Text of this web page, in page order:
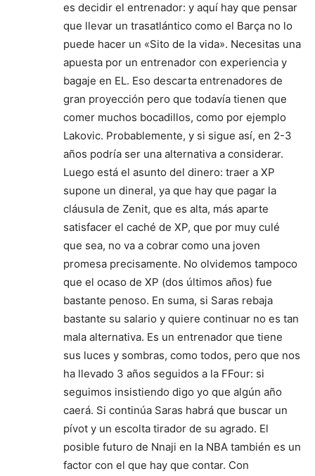
es decidir el entrenador: y aquí hay que pensar
que llevar un trasatlántico como el Barça no lo
puede hacer un «Sito de la vida». Necesitas una
apuesta por un entrenador con experiencia y
bagaje en EL. Eso descarta entrenadores de
gran proyección pero que todavía tienen que
comer muchos bocadillos, como por ejemplo
Lakovic. Probablemente, y si sigue así, en 2-3
años podría ser una alternativa a considerar.
Luego está el asunto del dinero: traer a XP
supone un dineral, ya que hay que pagar la
cláusula de Zenit, que es alta, más aparte
satisfacer el caché de XP, que por muy culé
que sea, no va a cobrar como una joven
promesa precisamente. No olvidemos tampoco
que el ocaso de XP (dos últimos años) fue
bastante penoso. En suma, si Saras rebaja
bastante su salario y quiere continuar no es tan
mala alternativa. Es un entrenador que tiene
sus luces y sombras, como todos, pero que nos
ha llevado 3 años seguidos a la FFour: si
seguimos insistiendo digo yo que algún año
caerá. Si continúa Saras habrá que buscar un
pívot y un escolta tirador de su agrado. El
posible futuro de Nnaji en la NBA también es un
factor con el que hay que contar. Con